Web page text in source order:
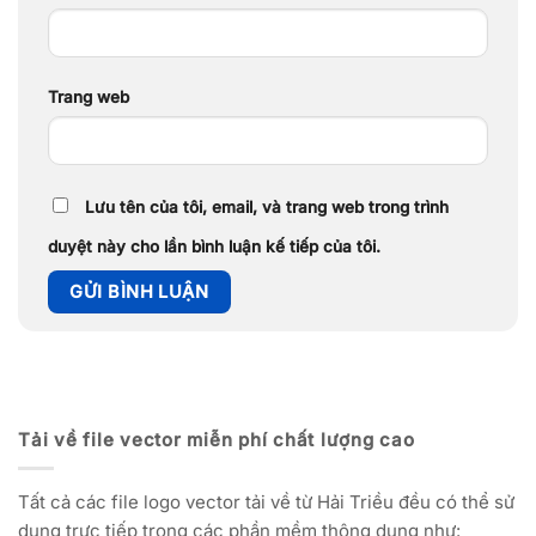
Trang web
Lưu tên của tôi, email, và trang web trong trình
duyệt này cho lần bình luận kế tiếp của tôi.
Tải về file vector miễn phí chất lượng cao
Tất cả các file logo vector tải về từ Hải Triều đều có thể sử
dụng trực tiếp trong các phần mềm thông dụng như: